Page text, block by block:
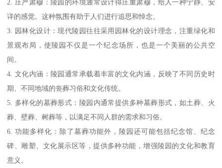
2. 庄严肃穆：陵园的环境通常设计得庄重肃穆，给人一种宁静、安
详的感觉。这种氛围有助于人们进行追思和悼念。
3. 园林化设计：现代陵园往往采用园林化的设计理念，注重绿化和
景观布局，使陵园不仅是一个纪念场所，也是一个美丽的公共空
间。
4. 文化内涵：陵园通常承载着丰富的文化内涵，反映了不同历史时
期、不同地域的丧葬习俗和文化传统。
5. 多样化的墓葬形式：陵园内通常提供多种墓葬形式，如土葬、火
葬、壁葬、树葬等，以满足不同人群的需求和习俗。
6. 功能多样化：除了墓葬功能外，陵园还可能包括纪念馆、纪念
碑、雕塑、文化展示区等，提供多种功能，增强陵园的文化和教育
意义。